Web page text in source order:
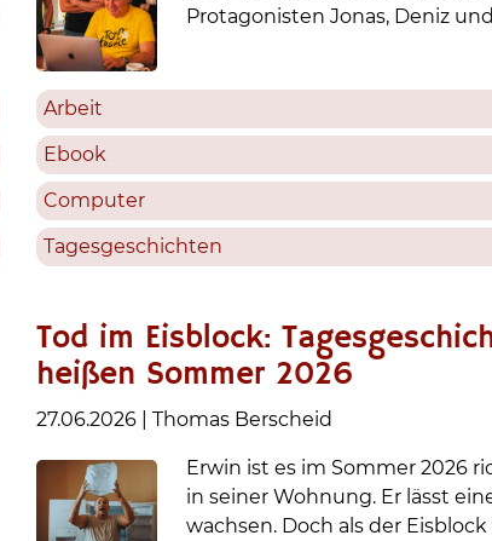
Protagonisten Jonas, Deniz
Arbeit
Ebook
Computer
Tagesgeschichten
Tod im Eisblock:
heißen Sommer 2026
27.06.2026 Thomas Berscheid
Erwin ist es im Sommer 2026
in seiner Wohnung. Er lässt
wachsen. Doch als der